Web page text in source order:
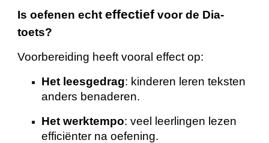
Is oefenen echteffectief voor de Dia-
toets?
Voorbereiding heeft vooral effect op:
Het leesgedrag: kinderen leren teksten
anders benaderen.
Het werktempo: veel leerlingen lezen
efficiënter na oefening.